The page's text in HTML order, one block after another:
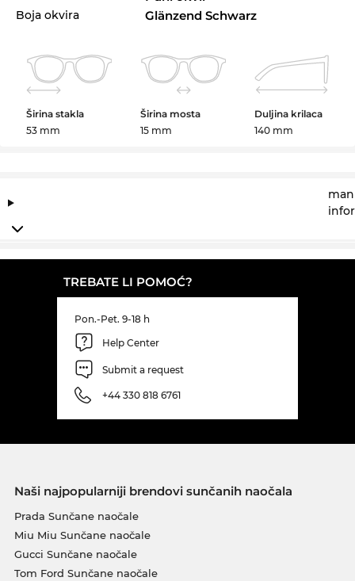
Boja okvira Glänzend Schwarz
Širina stakla
53 mm
Širina mosta
15 mm
Duljina krilaca
140 mm
TREBATE LI POMOĆ?
Pon.-Pet. 9-18 h
Help Center
Submit a request
+44 330 818 6761
Naši najpopularniji brendovi sunčanih naočala
Prada Sunčane naočale
Miu Miu Sunčane naočale
Gucci Sunčane naočale
Tom Ford Sunčane naočale